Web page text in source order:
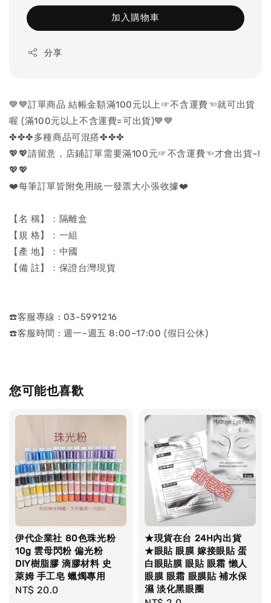
加入購物車
分享
💙💙訂單商品 結帳金額滿100元以上☞不含運費☜就可出貨
喔 (滿100元以上不含運費=可出貨)💙💙
✤✤✤多種商品可混搭✤✤✤
💖💖請留意，店鋪訂單需要滿100元☞不含運費☜才會出貨~!
💖💖
❤️每筆訂單皆附免用統一發票大小張收據❤️
【名 稱】：隔離盒
【規 格】：一組
【產 地】：中國
【備 註】：保證台灣現貨
☎️客服專線 : 03-5991216
☎️客服時間 : 週一~週五 8:00~17:00 (假日公休)
您可能也喜歡
伊代企業社 80色珠光粉
10g 雲母閃粉 偏光粉
DIY樹脂膠 滴膠材料 史
萊姆 手工皂 蠟燭專用
Regular
NT$ 20.0
★現貨在台 24H內出貨
★眼貼 眼膜 嫁接眼貼 蛋
白眼貼膜 眼貼 眼霜 懶人
眼膜 眼霜 眼膜貼 補水保
濕 淡化黑眼圈